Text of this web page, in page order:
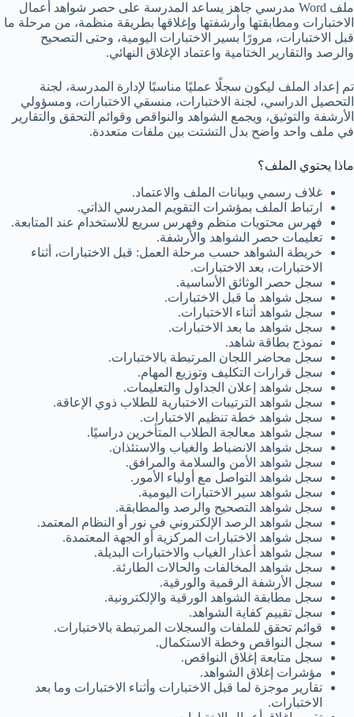
ملف Word مدرسي جاهز يساعد المدرسة على حصر شواهد أعمال
الاختبارات ومطابقتها وأرشفتها وإغلاقها بطريقة منظمة، من مرحلة ما
قبل الاختبارات، مرورًا بسير الاختبارات اليومية، وحتى التصحيح
والرصد والتقارير الختامية واعتماد الإغلاق النهائي.
تم إعداد الملف ليكون سجلًا عمليًا مناسبًا لإدارة المدرسة، لجنة
التحصيل الدراسي، لجنة الاختبارات، منسقي الاختبارات، ومسؤولي
الأرشفة والتوثيق، ويجمع الشواهد والنواقص وقوائم التحقق والتقارير
في ملف واحد واضح بدل التشتت بين ملفات متعددة.
ماذا يحتوي الملف؟
غلاف رسمي وبيانات الملف والاعتماد.
ارتباط الملف بمؤشرات التقويم المدرسي الذاتي.
فهرس محتويات منظم وفهرس سريع للاستخدام عند المتابعة.
تعليمات حصر الشواهد والأرشفة.
خريطة الشواهد حسب مرحلة العمل: قبل الاختبارات، أثناء
الاختبارات، بعد الاختبارات.
سجل حصر الوثائق الأساسية.
سجل شواهد ما قبل الاختبارات.
سجل شواهد أثناء الاختبارات.
سجل شواهد ما بعد الاختبارات.
نموذج بطاقة شاهد.
سجل محاضر اللجان المرتبطة بالاختبارات.
سجل قرارات التكليف وتوزيع المهام.
سجل شواهد إعلان الجداول والتعليمات.
سجل شواهد الترتيبات الاختبارية للطلاب ذوي الإعاقة.
سجل شواهد خطة تنظيم الاختبارات.
سجل شواهد معالجة الطلاب المتأخرين دراسيًا.
سجل شواهد الانضباط والغياب والاستئذان.
سجل شواهد الأمن والسلامة والمرافق.
سجل شواهد التواصل مع أولياء الأمور.
سجل شواهد سير الاختبارات اليومية.
سجل شواهد التصحيح والرصد والمطابقة.
سجل شواهد الرصد الإلكتروني في نور أو النظام المعتمد.
سجل شواهد الاختبارات المركزية أو الجهة المعتمدة.
سجل شواهد أعذار الغياب والاختبارات البديلة.
سجل شواهد المخالفات والحالات الطارئة.
سجل الأرشفة الرقمية والورقية.
سجل مطابقة الشواهد الورقية والإلكترونية.
سجل تقييم كفاية الشواهد.
قوائم تحقق للملفات والسجلات المرتبطة بالاختبارات.
سجل النواقص وخطة الاستكمال.
سجل متابعة إغلاق النواقص.
مؤشرات إغلاق الشواهد.
تقارير موجزة لما قبل الاختبارات وأثناء الاختبارات وما بعد
الاختبارات.